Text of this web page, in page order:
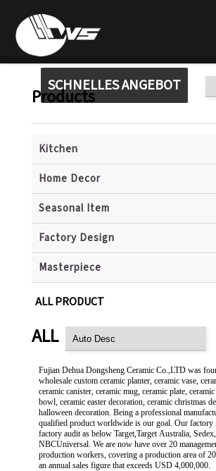
SCHNELLES ANGEBOT
Products
Kitchen
Home Decor
Seasonal Item
Factory Design
Masterpiece
ALL PRODUCT
ALL
Fujian Dehua Dongsheng Ceramic Co.,LTD was
wholesale custom ceramic planter, ceramic vase,
ceramic canister, ceramic mug, ceramic plate,
bowl, ceramic easter decoration, ceramic christmas
halloween decoration. Being a professional
qualified product worldwide is our goal. Our factory
factory audit as below Target,Target Australia,
NBCUniversal. We are now have over 20
production workers, covering a production area of
an annual sales figure that exceeds USD 4,000,000.